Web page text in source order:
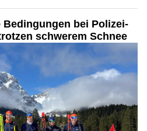
Bedingungen bei Polizei-
schwerem Schnee